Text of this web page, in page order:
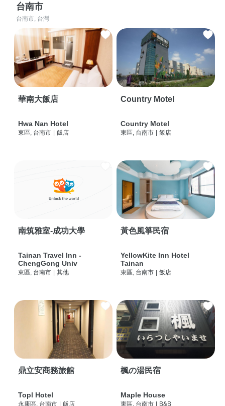
台南市
台南市, 台灣
華南大飯店
Hwa Nan Hotel
東區, 台南市 | 飯店
Country Motel
Country Motel
東區, 台南市 | 飯店
南筑雅室-成功大學
Tainan Travel Inn -
ChengGong Univ
東區, 台南市 | 其他
黃色風箏民宿
YellowKite Inn Hotel
Tainan
東區, 台南市 | 飯店
鼎立安商務旅館
Topl Hotel
永康區, 台南市 | 飯店
楓の湯民宿
Maple House
東區, 台南市 | B&B